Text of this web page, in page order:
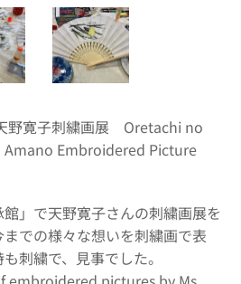
寛子刺繍画展 Oretachi no
Embroidered Picture
」で天野寛子さんの刺繍画展を
での様々な想いを刺繍画で表
刺繍で、見事でした。